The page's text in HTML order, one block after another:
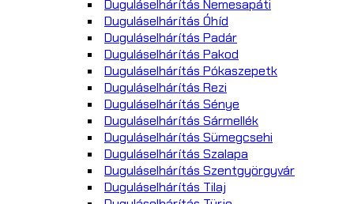
Duguláselhárítás Nemesapáti
Duguláselhárítás Óhíd
Duguláselhárítás Padár
Duguláselhárítás Pakod
Duguláselhárítás Pókaszepetk
Duguláselhárítás Rezi
Duguláselhárítás Sénye
Duguláselhárítás Sármellék
Duguláselhárítás Sümegcsehi
Duguláselhárítás Szalapa
Duguláselhárítás Szentgyörgyvár
Duguláselhárítás Tilaj